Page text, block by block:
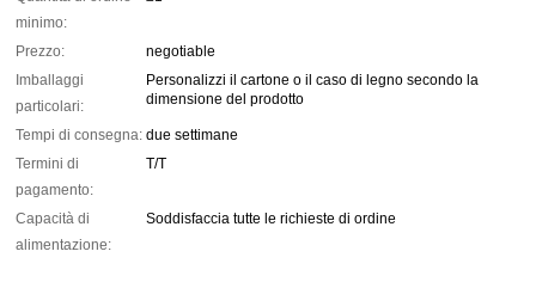
minimo:
Prezzo:
negotiable
Imballaggi
particolari:
Personalizzi il cartone o il caso di legno secondo la
dimensione del prodotto
Tempi di consegna: due settimane
Termini di
pagamento:
T/T
Capacità di
alimentazione:
Soddisfaccia tutte le richieste di ordine